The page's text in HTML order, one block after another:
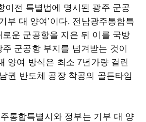
이전 특별법에 명시된 광주 군공
부 대 양여’이다. 전남광주통합특
운 군공항을 지은 뒤 이를 국방
군공항 부지를 넘겨받는 것이
양여 방식은 최소 7년가량 걸린
권 반도체 공장 착공의 골든타임
통합특별시와 정부는 기부 대 양